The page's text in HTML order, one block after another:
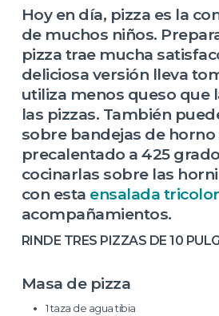
Hoy en día, pizza es la
de muchos niños.
pizza trae mucha
deliciosa versión lleva
utiliza menos queso que
las pizzas. También
sobre bandejas de
precalentado a 425
cocinarlas sobre las
con esta ensalada tricolor
acompañamientos.
RINDE TRES PIZZAS DE 10
Masa de pizza
1 taza de agua tibia